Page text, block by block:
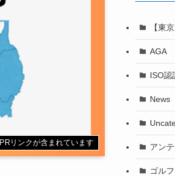
PRリンクが含まれています
【東
AGA
ISO認
News
アン
ゴルフ